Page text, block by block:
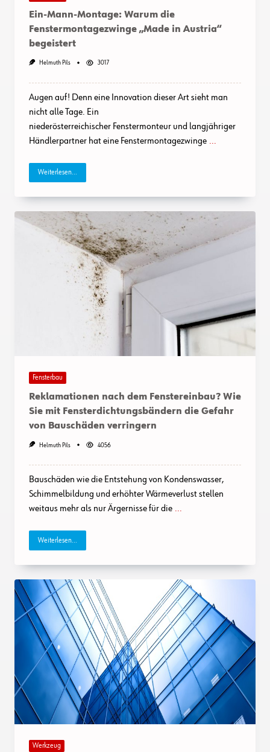
Ein-Mann-Montage: Warum die
Fenstermontagezwinge „Made in Austria“
begeistert
Helmuth Pils 3017
Augen auf! Denn eine Innovation dieser Art sieht man
nicht alle Tage. Ein
niederösterreichischer Fenstermonteur und langjähriger
Händlerpartner hat eine Fenstermontagezwinge ...
Weiterlesen...
Fensterbau
Reklamationen nach dem Fenstereinbau? Wie
Sie mit Fensterdichtungsbändern die Gefahr
von Bauschäden verringern
Helmuth Pils 4056
Bauschäden wie die Entstehung von Kondenswasser,
Schimmelbildung und erhöhter Wärmeverlust stellen
weitaus mehr als nur Ärgernisse für die ...
Weiterlesen...
Werkzeug